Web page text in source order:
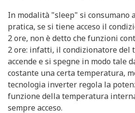
In modalità "sleep" si consumano
pratica, se si tiene acceso il
2 ore, non è detto che funzioni
2 ore: infatti, il condizionatore del
accende e si spegne in modo tale
costante una certa temperatura,
tecnologia inverter regola la
funzione della temperatura
sempre acceso.